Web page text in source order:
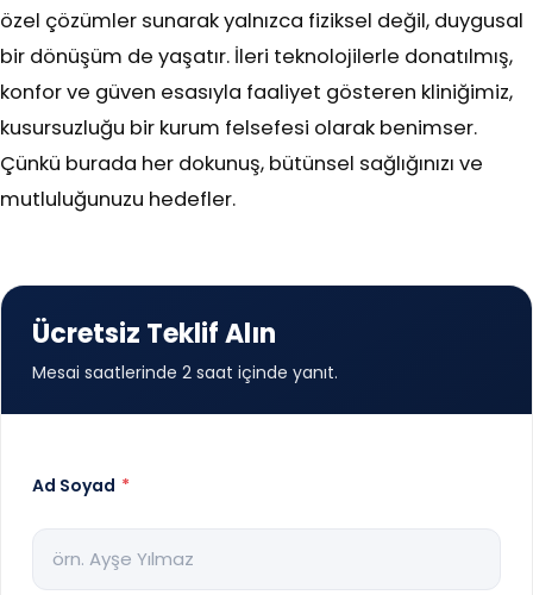
özel çözümler sunarak yalnızca fiziksel değil, duygusal
bir dönüşüm de yaşatır. İleri teknolojilerle donatılmış,
konfor ve güven esasıyla faaliyet gösteren kliniğimiz,
kusursuzluğu bir kurum felsefesi olarak benimser.
Çünkü burada her dokunuş, bütünsel sağlığınızı ve
mutluluğunuzu hedefler.
Ücretsiz Teklif Alın
Mesai saatlerinde 2 saat içinde yanıt.
Ad Soyad *